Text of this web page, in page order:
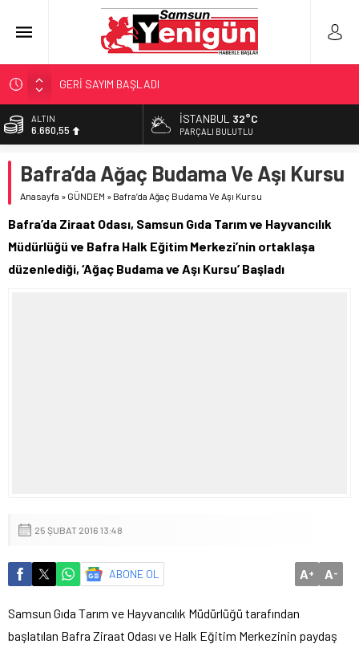
GERİ SAYIM BAŞLADI
SAMSUNSPOR’DA HEDEF 5’İNCİLİK!
‘BAFRA’YA YATIRIM YAPIN!’
YÖNETİCİ SEÇERKEN YAPILAN EN BÜYÜK HATALAR
ALTIN
6.660,55
13.779,39
DOLAR
55,1881
İSTANBUL 32°C
PARÇALI BULUTLU
Bafra’da Ağaç Budama Ve Aşı Kursu
Anasayfa » GÜNDEM » Bafra’da Ağaç Budama Ve Aşı Kursu
Bafra’da Ziraat Odası, Samsun Gıda Tarım ve Hayvancılık
Müdürlüğü ve Bafra Halk Eğitim Merkezi’nin ortaklaşa
düzenlediği, ‘Ağaç Budama ve Aşı Kursu’ Başladı
25 ŞUBAT 2016 13:48
ABONE OL A+ A-
Samsun Gıda Tarım ve Hayvancılık Müdürlüğü tarafından
başlatılan Bafra Ziraat Odası ve Halk Eğitim Merkezinin paydaş